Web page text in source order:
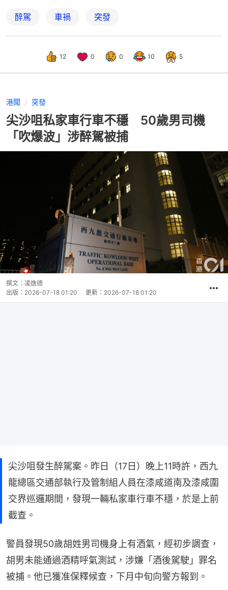
醉駕 車禍 突發
12 0 0 10 5
港聞 突發
尖沙咀私家車行車不穩 50歲男司機
「吹爆波」涉醉駕被捕
撰文： 凌逸德
出版： 2026-07-18 01:20 更新： 2026-07-18 01:20
尖沙咀發生醉駕案。昨日（17日）晚上11時許，西九
龍總區交通部執行及管制組人員在漆咸道南及漆咸圍
交界巡邏期間，發現一輛私家車行車不穩，於是上前
截查。
警員發現50歲胡姓男司機身上有酒氣，經初步調查，
胡男未能通過酒精呼氣測試，涉嫌「酒後駕駛」罪名
被捕。他已獲准保釋候查，下月中旬向警方報到。